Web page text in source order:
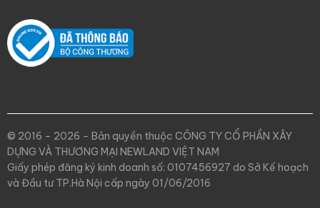
© 2016 – 2026 – Bản quyền thuộc CÔNG TY CỔ PHẦN XÂY
DỰNG VÀ THƯƠNG MẠI NEWLAND VIỆT NAM
Giấy phép đăng ký kinh doanh số: 0107456927 do Sở Kế hoạch
và Đầu tư TP.Hà Nội cấp ngày 01/06/2016